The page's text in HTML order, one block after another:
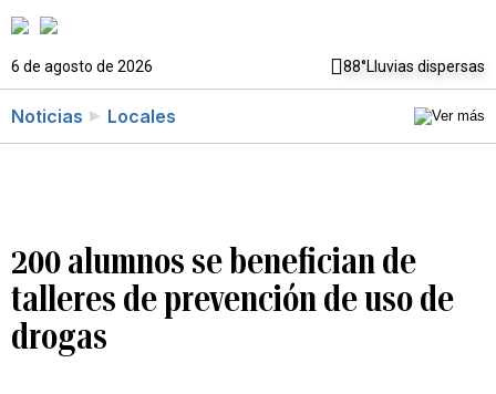
6 de agosto de 2026 88°Lluvias dispersas
Noticias Locales
200 alumnos se benefician de
talleres de prevención de uso de
drogas